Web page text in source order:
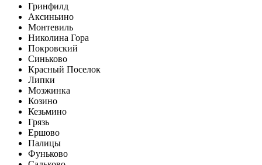
Гринфилд
Аксиньино
Монтевиль
Николина Гора
Покровский
Синьково
Красный Поселок
Липки
Мозжинка
Козино
Кезьмино
Грязь
Ершово
Палицы
Фуньково